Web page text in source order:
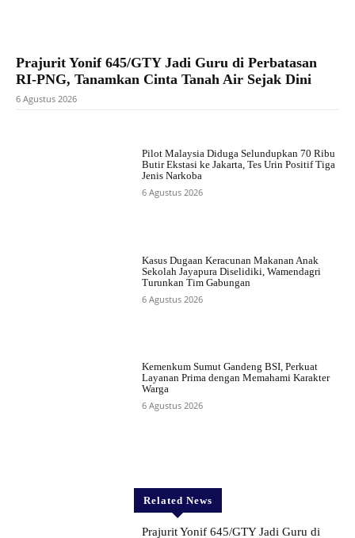
Prajurit Yonif 645/GTY Jadi Guru di Perbatasan
RI-PNG, Tanamkan Cinta Tanah Air Sejak Dini
6 Agustus 2026
Pilot Malaysia Diduga Selundupkan 70 Ribu
Butir Ekstasi ke Jakarta, Tes Urin Positif Tiga
Jenis Narkoba
6 Agustus 2026
Kasus Dugaan Keracunan Makanan Anak
Sekolah Jayapura Diselidiki, Wamendagri
Turunkan Tim Gabungan
6 Agustus 2026
Kemenkum Sumut Gandeng BSI, Perkuat
Layanan Prima dengan Memahami Karakter
Warga
6 Agustus 2026
Related News
Prajurit Yonif 645/GTY Jadi Guru di